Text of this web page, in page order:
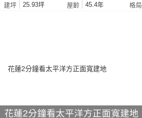
建坪 25.93坪 屋齡 45.4年 格局
花蓮2分鐘看太平洋方正面寬建地